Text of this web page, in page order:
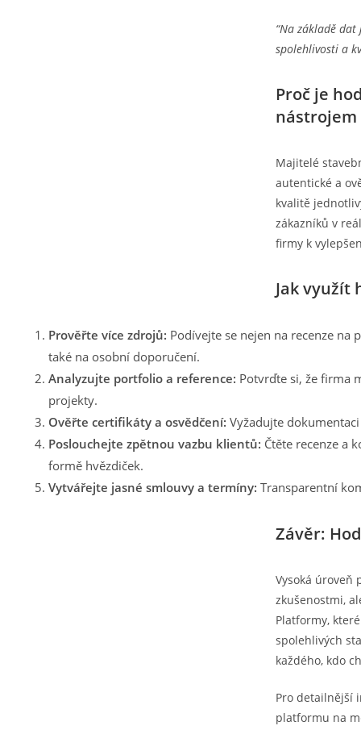
“Na základě
spolehlivosti a
Proč je
nástrojem
Majitelé
autentické a
kvalitě
zákazníků v
firmy k
Jak využít
Prověřte více zdrojů: Podívejte se nejen na recenze
také na osobní doporučení.
Analyzujte portfolio a reference: Potvrďte si, že firma
projekty.
Ověřte certifikáty a osvědčení: Vyžadujte
Poslouchejte zpětnou vazbu klientů: Čtěte recenze a
formě hvězdiček.
Vytvářejte jasné smlouvy a termíny: Transparentní
Závěr:
Vysoká úroveň
zkušenostmi,
Platformy,
spolehlivých
každého, kdo
Pro detailnější
platformu na